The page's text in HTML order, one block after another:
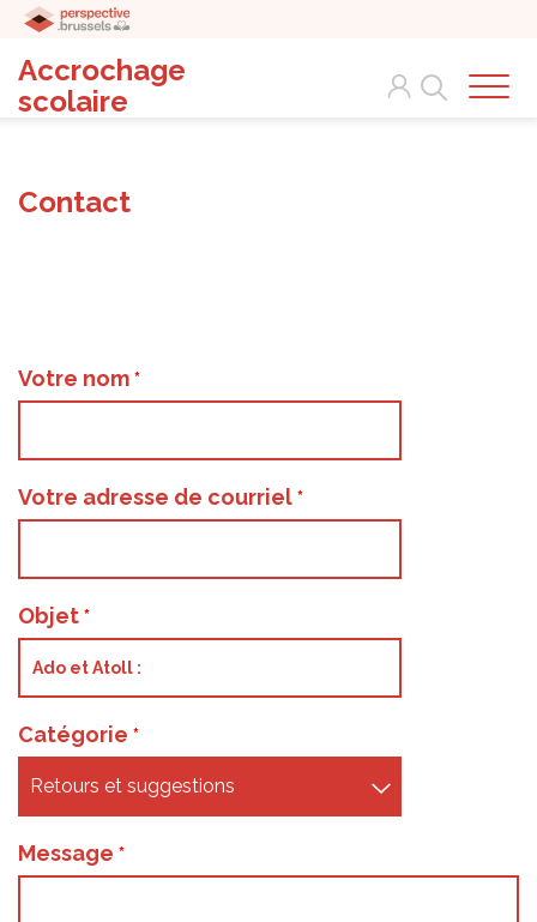
Accrochage
scolaire
Search
Contact
Votre nom
Votre adresse de courriel
Objet
Catégorie
Message